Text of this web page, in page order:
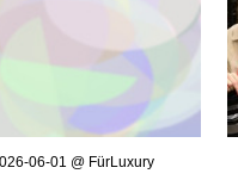
06-01 @ FürLuxury